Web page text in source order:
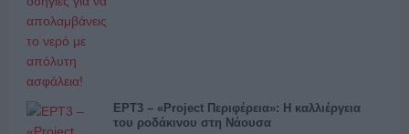
ΕΡΤ3 – «Project Περιφέρεια»: Η καλλιέργεια
του ροδάκινου στη Νάουσα